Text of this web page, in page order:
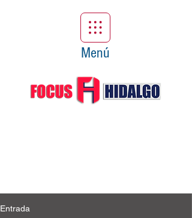
Menú
Entrada